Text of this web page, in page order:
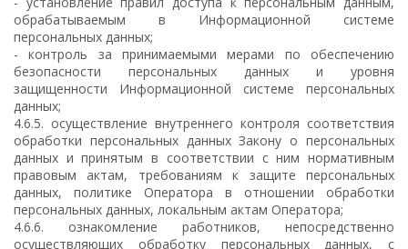
обрабатываемым в Информационной системе
персональных данных;
- контроль за принимаемыми мерами по обеспечению
безопасности персональных данных и уровня
защищенности Информационной системе персональных
данных;
4.6.5. осуществление внутреннего контроля соответствия
обработки персональных данных Закону о персональных
данных и принятым в соответствии с ним нормативным
правовым актам, требованиям к защите персональных
данных, политике Оператора в отношении обработки
персональных данных, локальным актам Оператора;
4.6.6. ознакомление работников, непосредственно
осуществляющих обработку персональных данных, с